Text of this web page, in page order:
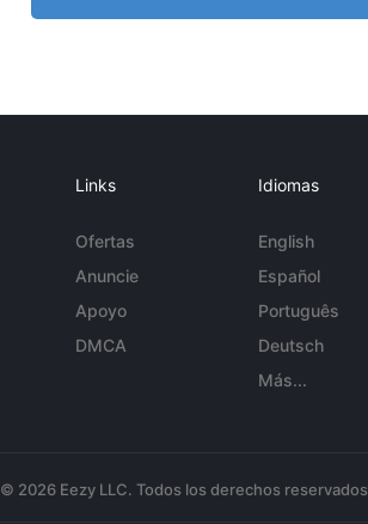
Links
Ofertas
Anuncie
Apoyo
DMCA
Idiomas
English
Español
Português
Deutsch
Más...
© 2026 Eezy LLC. Todos los derechos reservados